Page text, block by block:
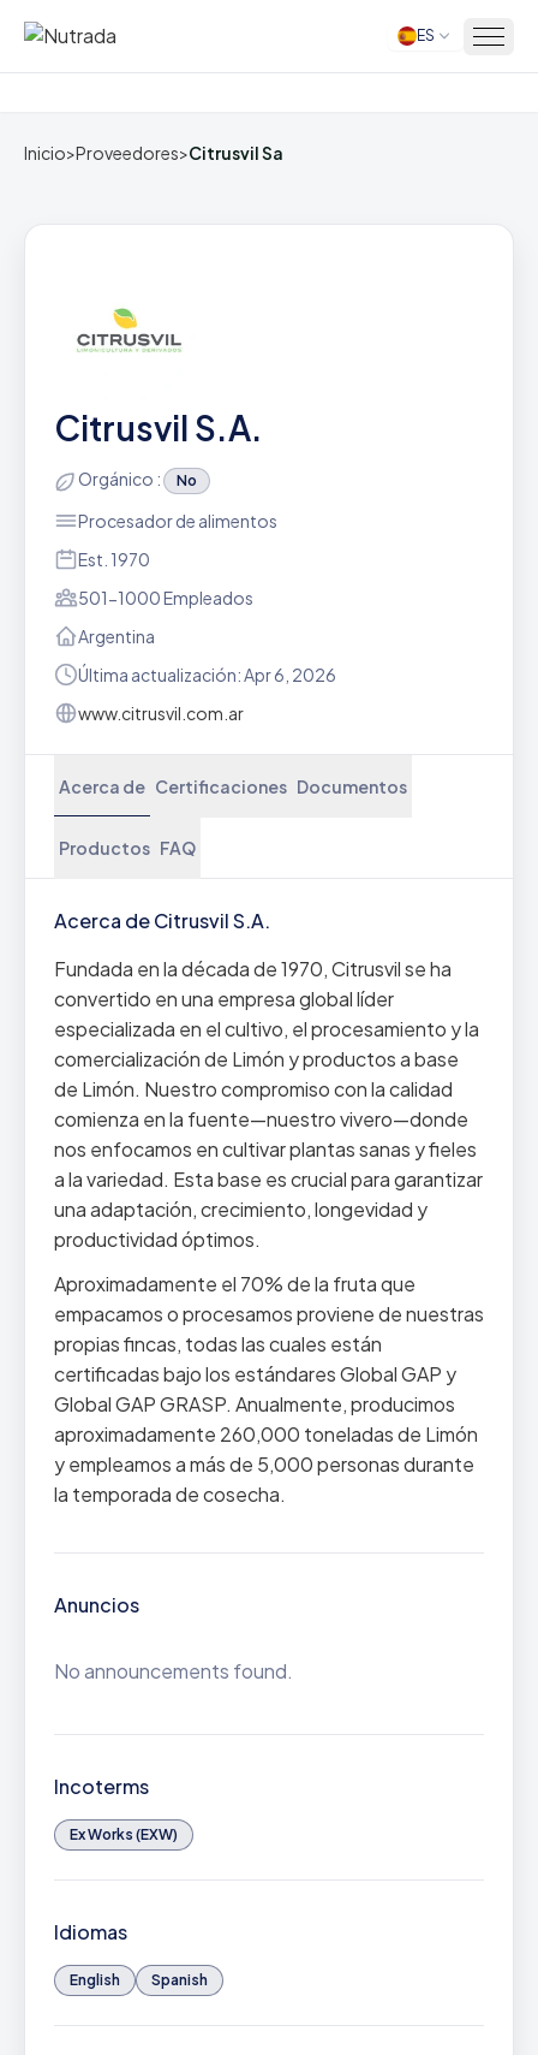
Inicio ES
Inicio>Proveedores>Citrusvil Sa
Citrusvil S.A.
Orgánico : No
Procesador de alimentos
Est. 1970
501-1000 Empleados
Argentina
Última actualización: Apr 6, 2026
www.citrusvil.com.ar
Acerca de Certificaciones Documentos
Productos FAQ
Acerca de Citrusvil S.A.
Fundada en la década de 1970, Citrusvil se ha
convertido en una empresa global líder
especializada en el cultivo, el procesamiento y la
comercialización de Limón y productos a base
de Limón. Nuestro compromiso con la calidad
comienza en la fuente—nuestro vivero—donde
nos enfocamos en cultivar plantas sanas y fieles
a la variedad. Esta base es crucial para garantizar
una adaptación, crecimiento, longevidad y
productividad óptimos.
Aproximadamente el 70% de la fruta que
empacamos o procesamos proviene de nuestras
propias fincas, todas las cuales están
certificadas bajo los estándares Global GAP y
Global GAP GRASP. Anualmente, producimos
aproximadamente 260,000 toneladas de Limón
y empleamos a más de 5,000 personas durante
la temporada de cosecha.
Anuncios
No announcements found.
Incoterms
Ex Works (EXW)
Idiomas
English Spanish